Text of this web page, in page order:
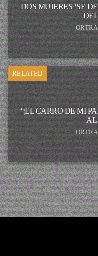
DOS MUJERES ‘SE
RELATED
‘¡EL CARRO DE MI
AL